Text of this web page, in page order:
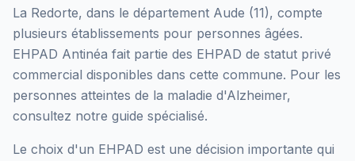
La Redorte, dans le département Aude (11), compte
plusieurs établissements pour personnes âgées.
EHPAD Antinéa fait partie des EHPAD de statut privé
commercial disponibles dans cette commune. Pour les
personnes atteintes de la maladie d'Alzheimer,
consultez notre guide spécialisé.
Le choix d'un EHPAD est une décision importante qui